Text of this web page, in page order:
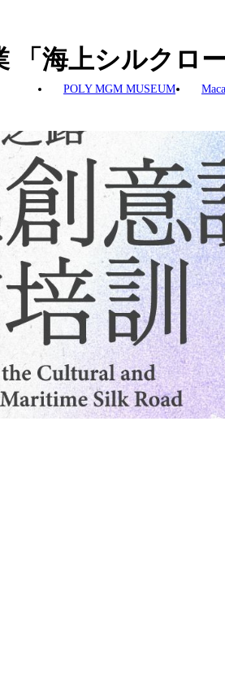
POLY MGM MUSEUM
「海上シルクロ
プロジェクト「海上シルクロード文化
用（創造的転換）を促進し、人材育成と
名を超える専門家からなる充実し
ムで学びます。講義と現地研修は
います。
ベーションまで幅広いテーマを網